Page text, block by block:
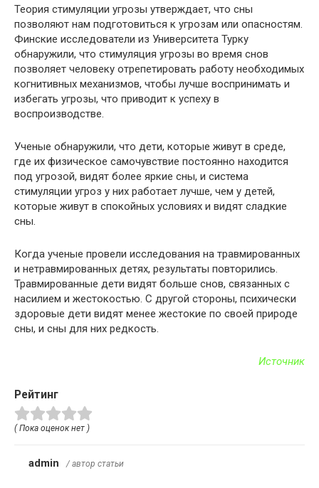
Теория стимуляции угрозы утверждает, что сны
позволяют нам подготовиться к угрозам или опасностям.
Финские исследователи из Университета Турку
обнаружили, что стимуляция угрозы во время снов
позволяет человеку отрепетировать работу необходимых
когнитивных механизмов, чтобы лучше воспринимать и
избегать угрозы, что приводит к успеху в
воспроизводстве.
Ученые обнаружили, что дети, которые живут в среде,
где их физическое самочувствие постоянно находится
под угрозой, видят более яркие сны, и система
стимуляции угроз у них работает лучше, чем у детей,
которые живут в спокойных условиях и видят сладкие
сны.
Когда ученые провели исследования на травмированных
и нетравмированных детях, результаты повторились.
Травмированные дети видят больше снов, связанных с
насилием и жестокостью. С другой стороны, психически
здоровые дети видят менее жестокие по своей природе
сны, и сны для них редкость.
Источник
Рейтинг
( Пока оценок нет )
admin / автор статьи